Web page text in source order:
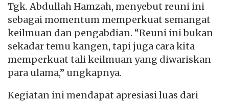
Tgk. Abdullah Hamzah, menyebut reuni ini
sebagai momentum memperkuat semangat
keilmuan dan pengabdian. “Reuni ini bukan
sekadar temu kangen, tapi juga cara kita
memperkuat tali keilmuan yang diwariskan
para ulama,” ungkapnya.
Kegiatan ini mendapat apresiasi luas dari